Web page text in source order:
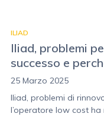
ILIAD
Iliad, problemi
successo e
25 Marzo 2025
Iliad, problemi di
l’operatore low cost